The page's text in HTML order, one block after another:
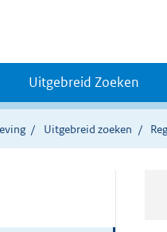
Uitgebreid Zoeken
Uitgebreid zoeken